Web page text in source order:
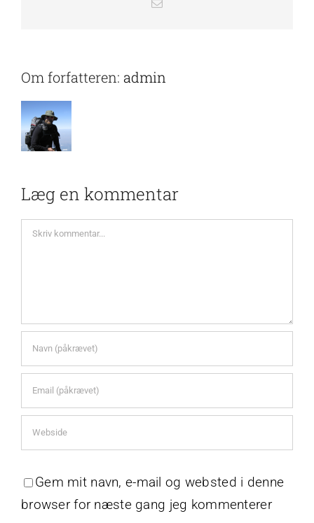
E-
Om forfatteren: admin
Læg en kommentar
Comment
Gem mit navn, e-mail og websted i denne
browser for næste gang jeg kommenterer